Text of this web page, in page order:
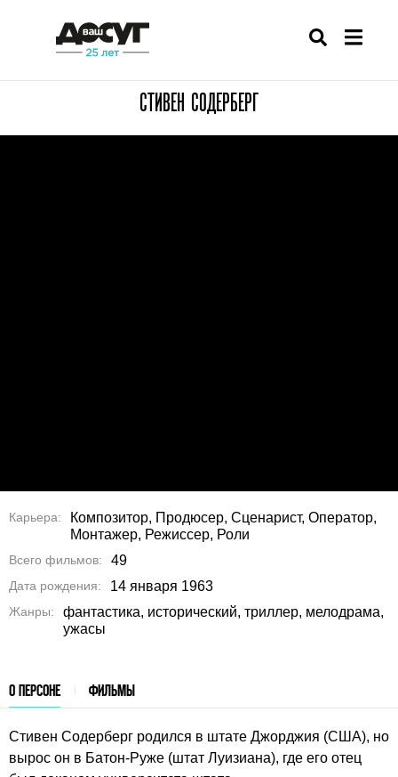
СТИВЕН СОДЕРБЕРГ
Карьера
Композитор, Продюсер, Сценарист, Оператор,
Монтажер, Режиссер, Роли
Всего фильмов 49
Дата рождения 14 января 1963
Жанры
фантастика, исторический, триллер, мелодрама,
ужасы
О ПЕРСОНЕ ФИЛЬМЫ
Стивен Содерберг родился в штате Джорджия (США), но
вырос он в Батон-Руже (штат Луизиана), где его отец